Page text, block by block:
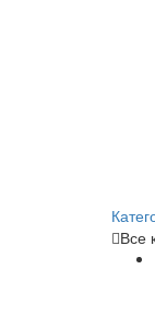
Все